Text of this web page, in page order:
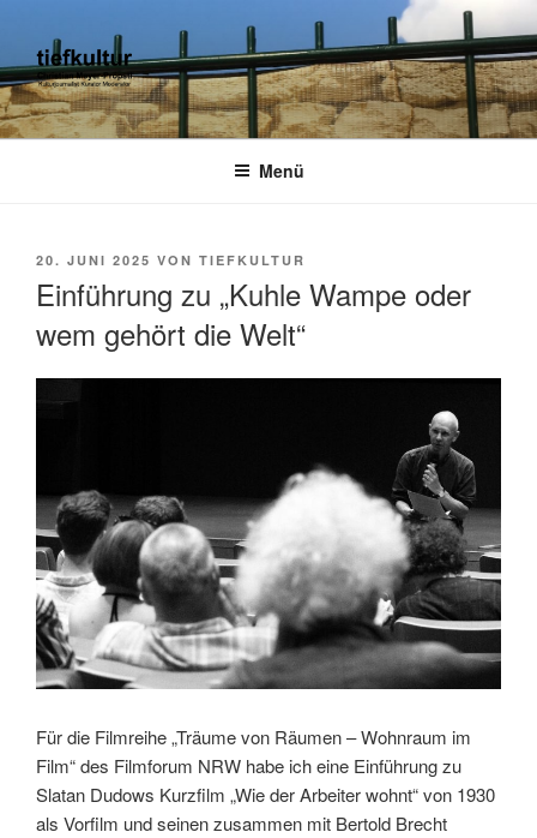
springen
TIEFKULTUR
kulturjournalist kurator moderator
Menü
VERÖFFENTLICHT
20. JUNI 2025 VON TIEFKULTUR
Einführung zu „Kuhle Wampe oder
wem gehört die Welt“
Für die Filmreihe „Träume von Räumen – Wohnraum im
Film“ des Filmforum NRW habe ich eine Einführung zu
Slatan Dudows Kurzfilm „Wie der Arbeiter wohnt“ von 1930
als Vorfilm und seinen zusammen mit Bertold Brecht